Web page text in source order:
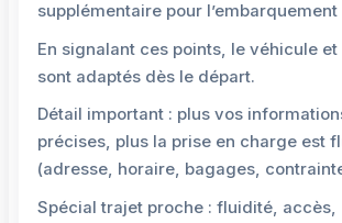
supplémentaire pour l’embarquement
En signalant ces points, le véhicule et
sont adaptés dès le départ.
Détail important : plus vos
précises, plus la prise en charge est
(adresse, horaire, bagages,
Spécial trajet proche : fluidité, accès,